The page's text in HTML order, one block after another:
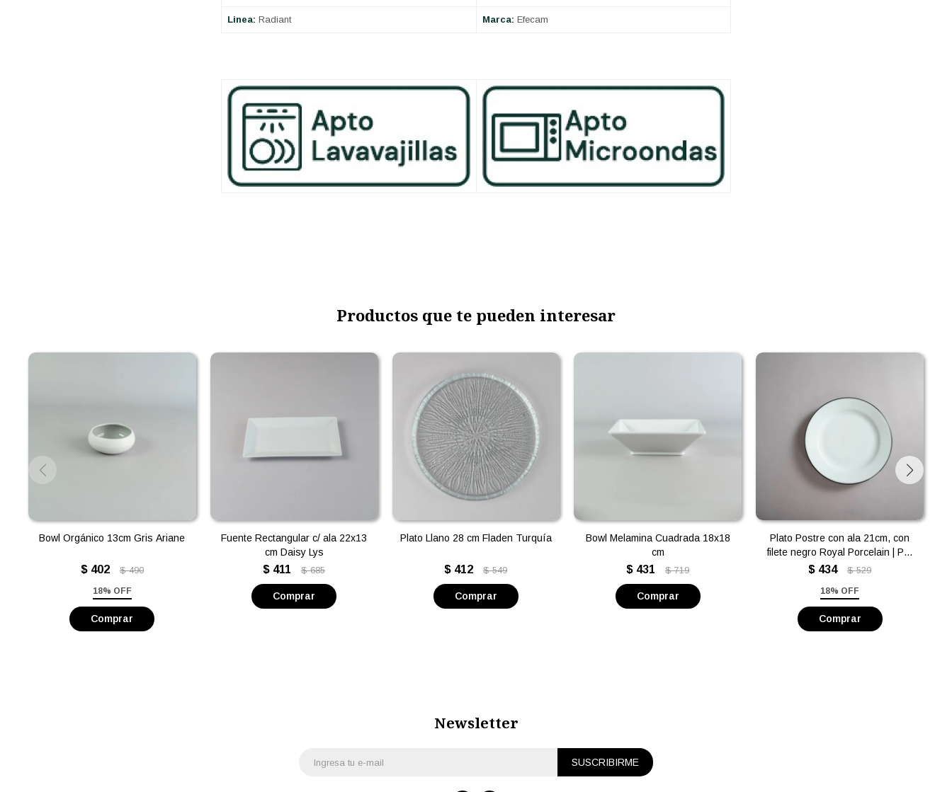
Linea: Radiant Marca: Efecam
Productos que te pueden interesar
Bowl Orgánico 13cm Gris Ariane
$ 402 $ 490
18% OFF
Fuente Rectangular c/ ala 22x13
cm Daisy Lys
$ 411 $ 685
Plato Llano 28 cm Fladen Turquía
$ 412 $ 549
Bowl Melamina Cuadrada 18x18
cm
$ 431 $ 719
Plato Postre con ala 21cm, con
filete negro Royal Porcelain | Por
Unidad
$ 434 $ 529
18% OFF
Newsletter
SUSCRIBIRME